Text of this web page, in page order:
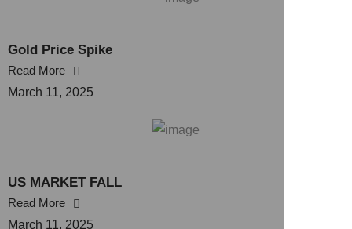
Gold Price Spike
Read More
March 11, 2025
US MARKET FALL
Read More
March 11, 2025